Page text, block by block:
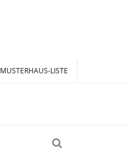
MUSTERHAUS-LISTE